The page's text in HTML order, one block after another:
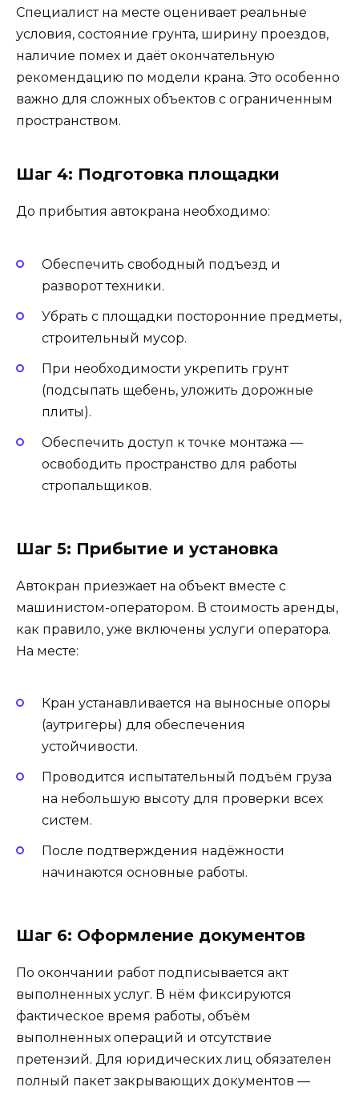
Специалист на месте оценивает реальные
условия, состояние грунта, ширину проездов,
наличие помех и даёт окончательную
рекомендацию по модели крана. Это особенно
важно для сложных объектов с ограниченным
пространством.
Шаг 4: Подготовка площадки
До прибытия автокрана необходимо:
Обеспечить свободный подъезд и
разворот техники.
Убрать с площадки посторонние предметы,
строительный мусор.
При необходимости укрепить грунт
(подсыпать щебень, уложить дорожные
плиты).
Обеспечить доступ к точке монтажа —
освободить пространство для работы
стропальщиков.
Шаг 5: Прибытие и установка
Автокран приезжает на объект вместе с
машинистом-оператором. В стоимость аренды,
как правило, уже включены услуги оператора.
На месте:
Кран устанавливается на выносные опоры
(аутригеры) для обеспечения
устойчивости.
Проводится испытательный подъём груза
на небольшую высоту для проверки всех
систем.
После подтверждения надёжности
начинаются основные работы.
Шаг 6: Оформление документов
По окончании работ подписывается акт
выполненных услуг. В нём фиксируются
фактическое время работы, объём
выполненных операций и отсутствие
претензий. Для юридических лиц обязателен
полный пакет закрывающих документов —